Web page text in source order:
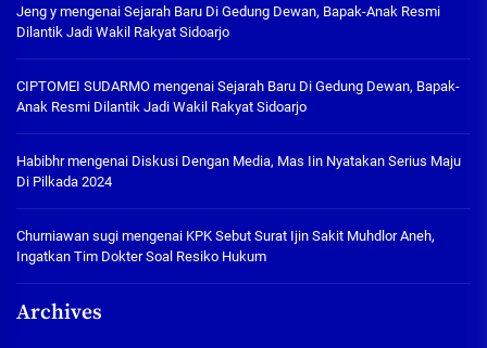
Jeng y mengenai Sejarah Baru Di Gedung Dewan, Bapak-Anak Resmi
Dilantik Jadi Wakil Rakyat Sidoarjo
CIPTOMEI SUDARMO mengenai Sejarah Baru Di Gedung Dewan, Bapak-
Anak Resmi Dilantik Jadi Wakil Rakyat Sidoarjo
Habibhrmengenai Diskusi Dengan Media, Mas Iin Nyatakan Serius Maju
Di Pilkada 2024
Churniawan sugi mengenai KPK Sebut Surat Ijin Sakit Muhdlor Aneh,
Ingatkan Tim Dokter Soal Resiko Hukum
Archives